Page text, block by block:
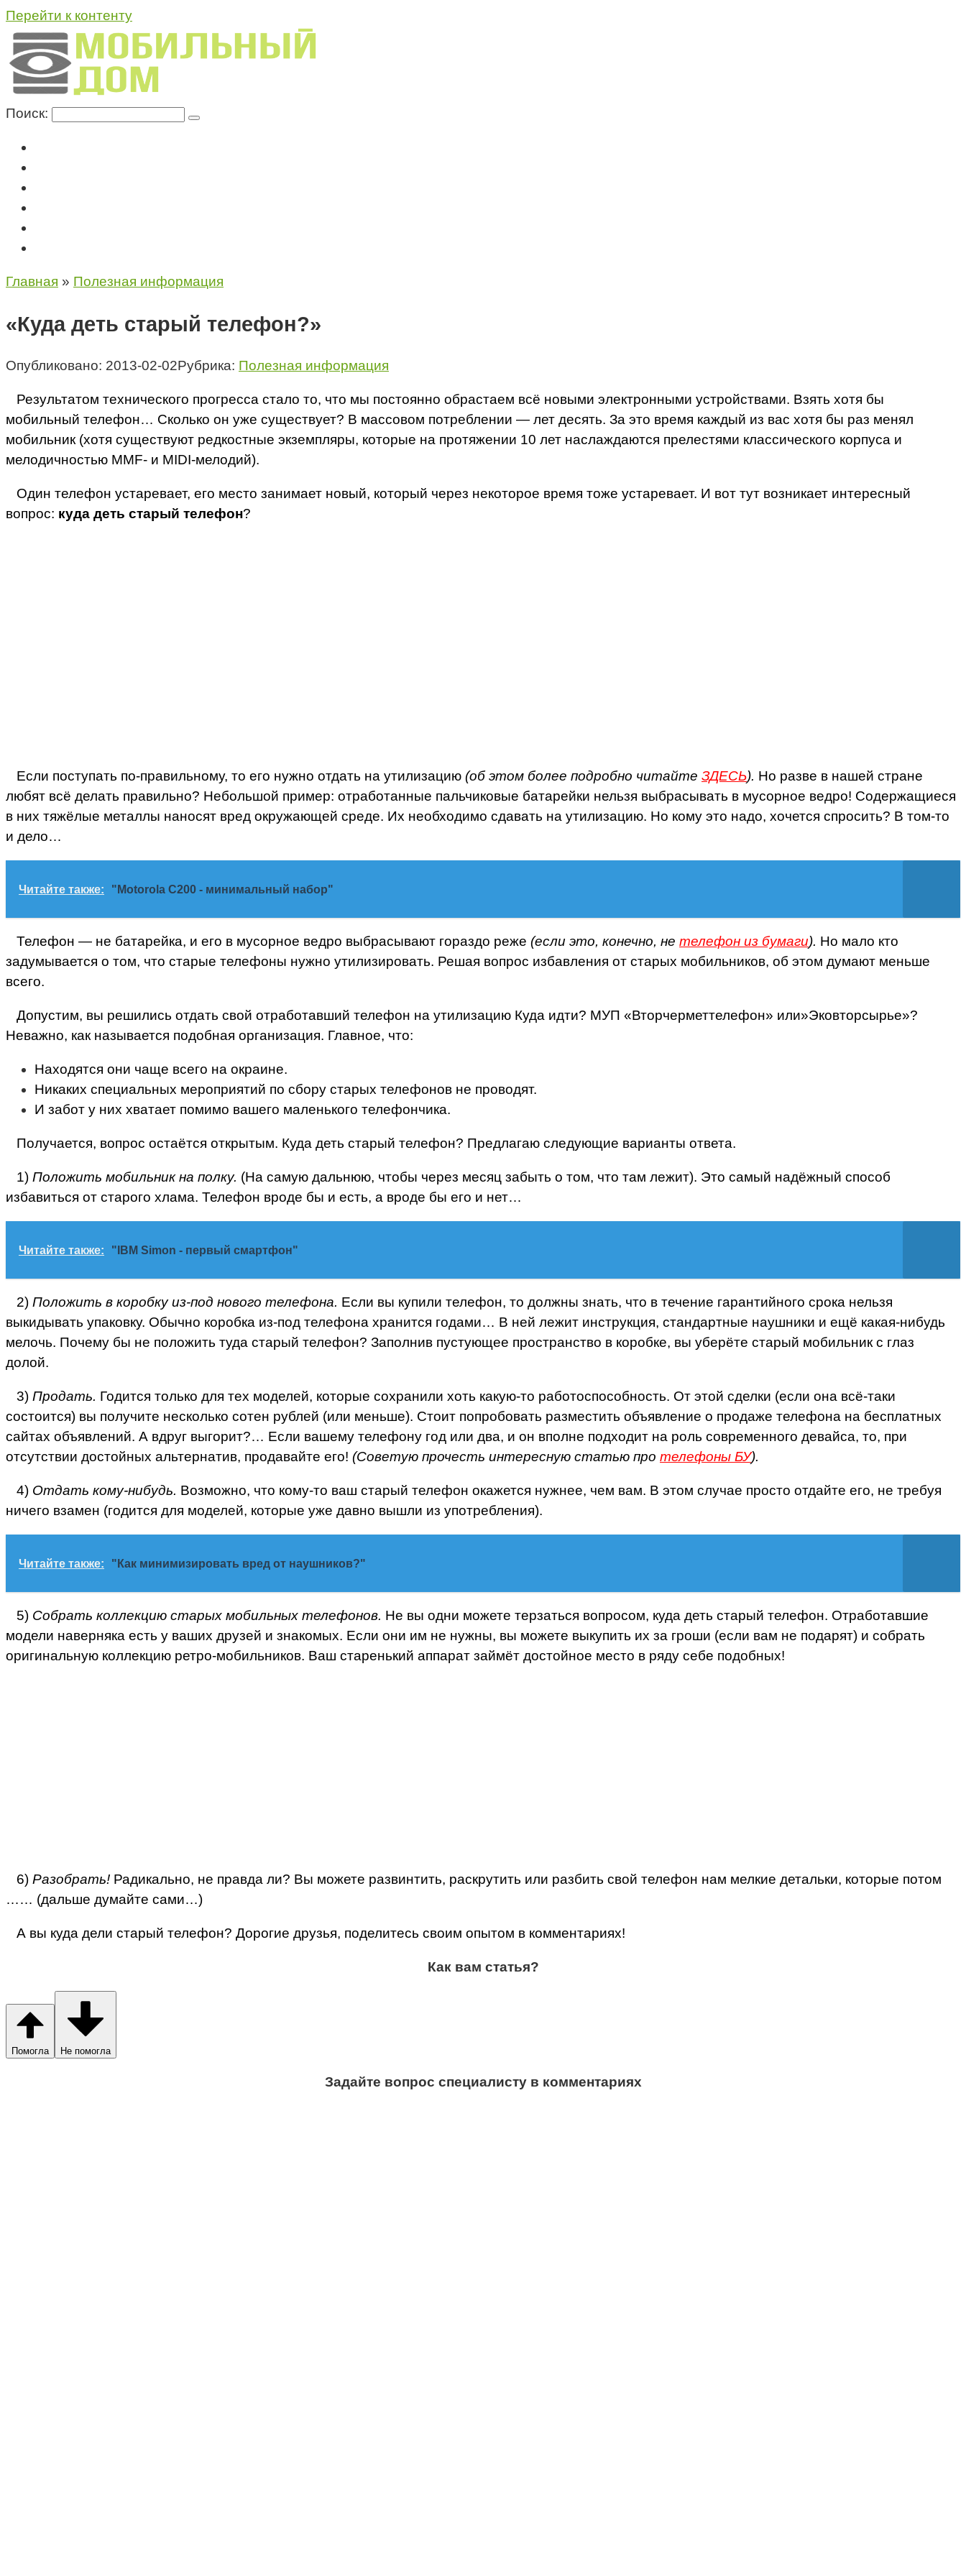
Перейти к контенту
Поиск:
Главная » Полезная информация
«Куда деть старый телефон?»
Опубликовано: 2013-02-02Рубрика: Полезная информация
Результатом технического прогресса стало то, что мы постоянно обрастаем всё новыми электронными устройствами. Взять хотя бы
мобильный телефон… Сколько он уже существует? В массовом потреблении — лет десять. За это время каждый из вас хотя бы раз менял
мобильник (хотя существуют редкостные экземпляры, которые на протяжении 10 лет наслаждаются прелестями классического корпуса и
мелодичностью MMF- и MIDI-мелодий).
Один телефон устаревает, его место занимает новый, который через некоторое время тоже устаревает. И вот тут возникает интересный
вопрос: куда деть старый телефон?
Если поступать по-правильному, то его нужно отдать на утилизацию (об этом более подробно читайте ЗДЕСЬ). Но разве в нашей стране
любят всё делать правильно? Небольшой пример: отработанные пальчиковые батарейки нельзя выбрасывать в мусорное ведро! Содержащиеся
в них тяжёлые металлы наносят вред окружающей среде. Их необходимо сдавать на утилизацию. Но кому это надо, хочется спросить? В том-то
и дело…
Читайте также: "Motorola С200 - минимальный набор"
Телефон — не батарейка, и его в мусорное ведро выбрасывают гораздо реже (если это, конечно, не телефон из бумаги). Но мало кто
задумывается о том, что старые телефоны нужно утилизировать. Решая вопрос избавления от старых мобильников, об этом думают меньше
всего.
Допустим, вы решились отдать свой отработавший телефон на утилизацию Куда идти? МУП «Вторчерметтелефон» или»Эковторсырье»?
Неважно, как называется подобная организация. Главное, что:
Находятся они чаще всего на окраине.
Никаких специальных мероприятий по сбору старых телефонов не проводят.
И забот у них хватает помимо вашего маленького телефончика.
Получается, вопрос остаётся открытым. Куда деть старый телефон? Предлагаю следующие варианты ответа.
1) Положить мобильник на полку. (На самую дальнюю, чтобы через месяц забыть о том, что там лежит). Это самый надёжный способ
избавиться от старого хлама. Телефон вроде бы и есть, а вроде бы его и нет…
Читайте также: "IBM Simon - первый смартфон"
2) Положить в коробку из-под нового телефона. Если вы купили телефон, то должны знать, что в течение гарантийного срока нельзя
выкидывать упаковку. Обычно коробка из-под телефона хранится годами… В ней лежит инструкция, стандартные наушники и ещё какая-нибудь
мелочь. Почему бы не положить туда старый телефон? Заполнив пустующее пространство в коробке, вы уберёте старый мобильник с глаз
долой.
3) Продать. Годится только для тех моделей, которые сохранили хоть какую-то работоспособность. От этой сделки (если она всё-таки
состоится) вы получите несколько сотен рублей (или меньше). Стоит попробовать разместить объявление о продаже телефона на бесплатных
сайтах объявлений. А вдруг выгорит?… Если вашему телефону год или два, и он вполне подходит на роль современного девайса, то, при
отсутствии достойных альтернатив, продавайте его! (Советую прочесть интересную статью про телефоны БУ).
4) Отдать кому-нибудь. Возможно, что кому-то ваш старый телефон окажется нужнее, чем вам. В этом случае просто отдайте его, не требуя
ничего взамен (годится для моделей, которые уже давно вышли из употребления).
Читайте также: "Как минимизировать вред от наушников?"
5) Собрать коллекцию старых мобильных телефонов. Не вы одни можете терзаться вопросом, куда деть старый телефон. Отработавшие
модели наверняка есть у ваших друзей и знакомых. Если они им не нужны, вы можете выкупить их за гроши (если вам не подарят) и собрать
оригинальную коллекцию ретро-мобильников. Ваш старенький аппарат займёт достойное место в ряду себе подобных!
6) Разобрать! Радикально, не правда ли? Вы можете развинтить, раскрутить или разбить свой телефон нам мелкие детальки, которые потом
…… (дальше думайте сами…)
А вы куда дели старый телефон? Дорогие друзья, поделитесь своим опытом в комментариях!
Как вам статья?
Помогла Не помогла
Задайте вопрос специалисту в комментариях